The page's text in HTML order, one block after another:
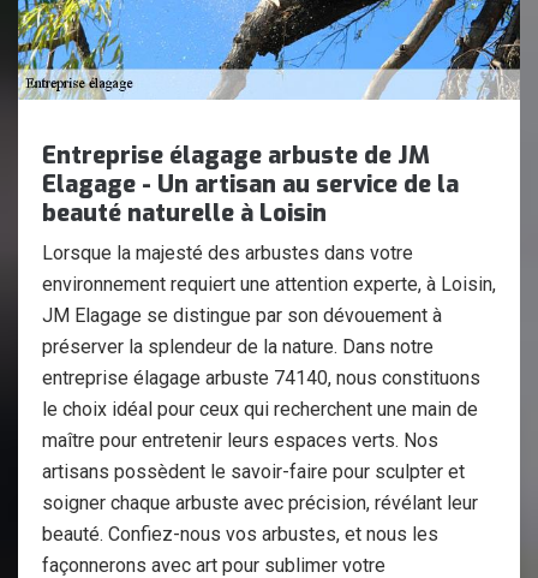
Entreprise élagage arbuste de JM
Elagage - Un artisan au service de la
beauté naturelle à Loisin
Lorsque la majesté des arbustes dans votre
environnement requiert une attention experte, à Loisin,
JM Elagage se distingue par son dévouement à
préserver la splendeur de la nature. Dans notre
entreprise élagage arbuste 74140, nous constituons
le choix idéal pour ceux qui recherchent une main de
maître pour entretenir leurs espaces verts. Nos
artisans possèdent le savoir-faire pour sculpter et
soigner chaque arbuste avec précision, révélant leur
beauté. Confiez-nous vos arbustes, et nous les
façonnerons avec art pour sublimer votre